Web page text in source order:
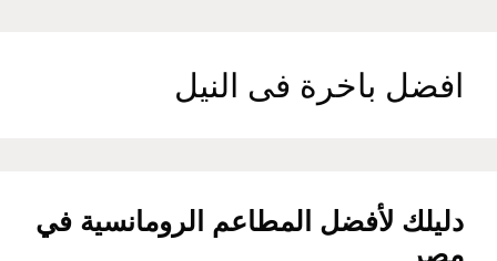
افضل باخرة فى النيل
دليلك لأفضل المطاعم الرومانسية في
مصر